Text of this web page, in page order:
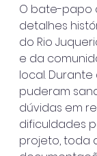
O bate-papo
detalhes
do Rio
e da
local. Durante
puderam
dúvidas em
dificuldades
projeto, toda